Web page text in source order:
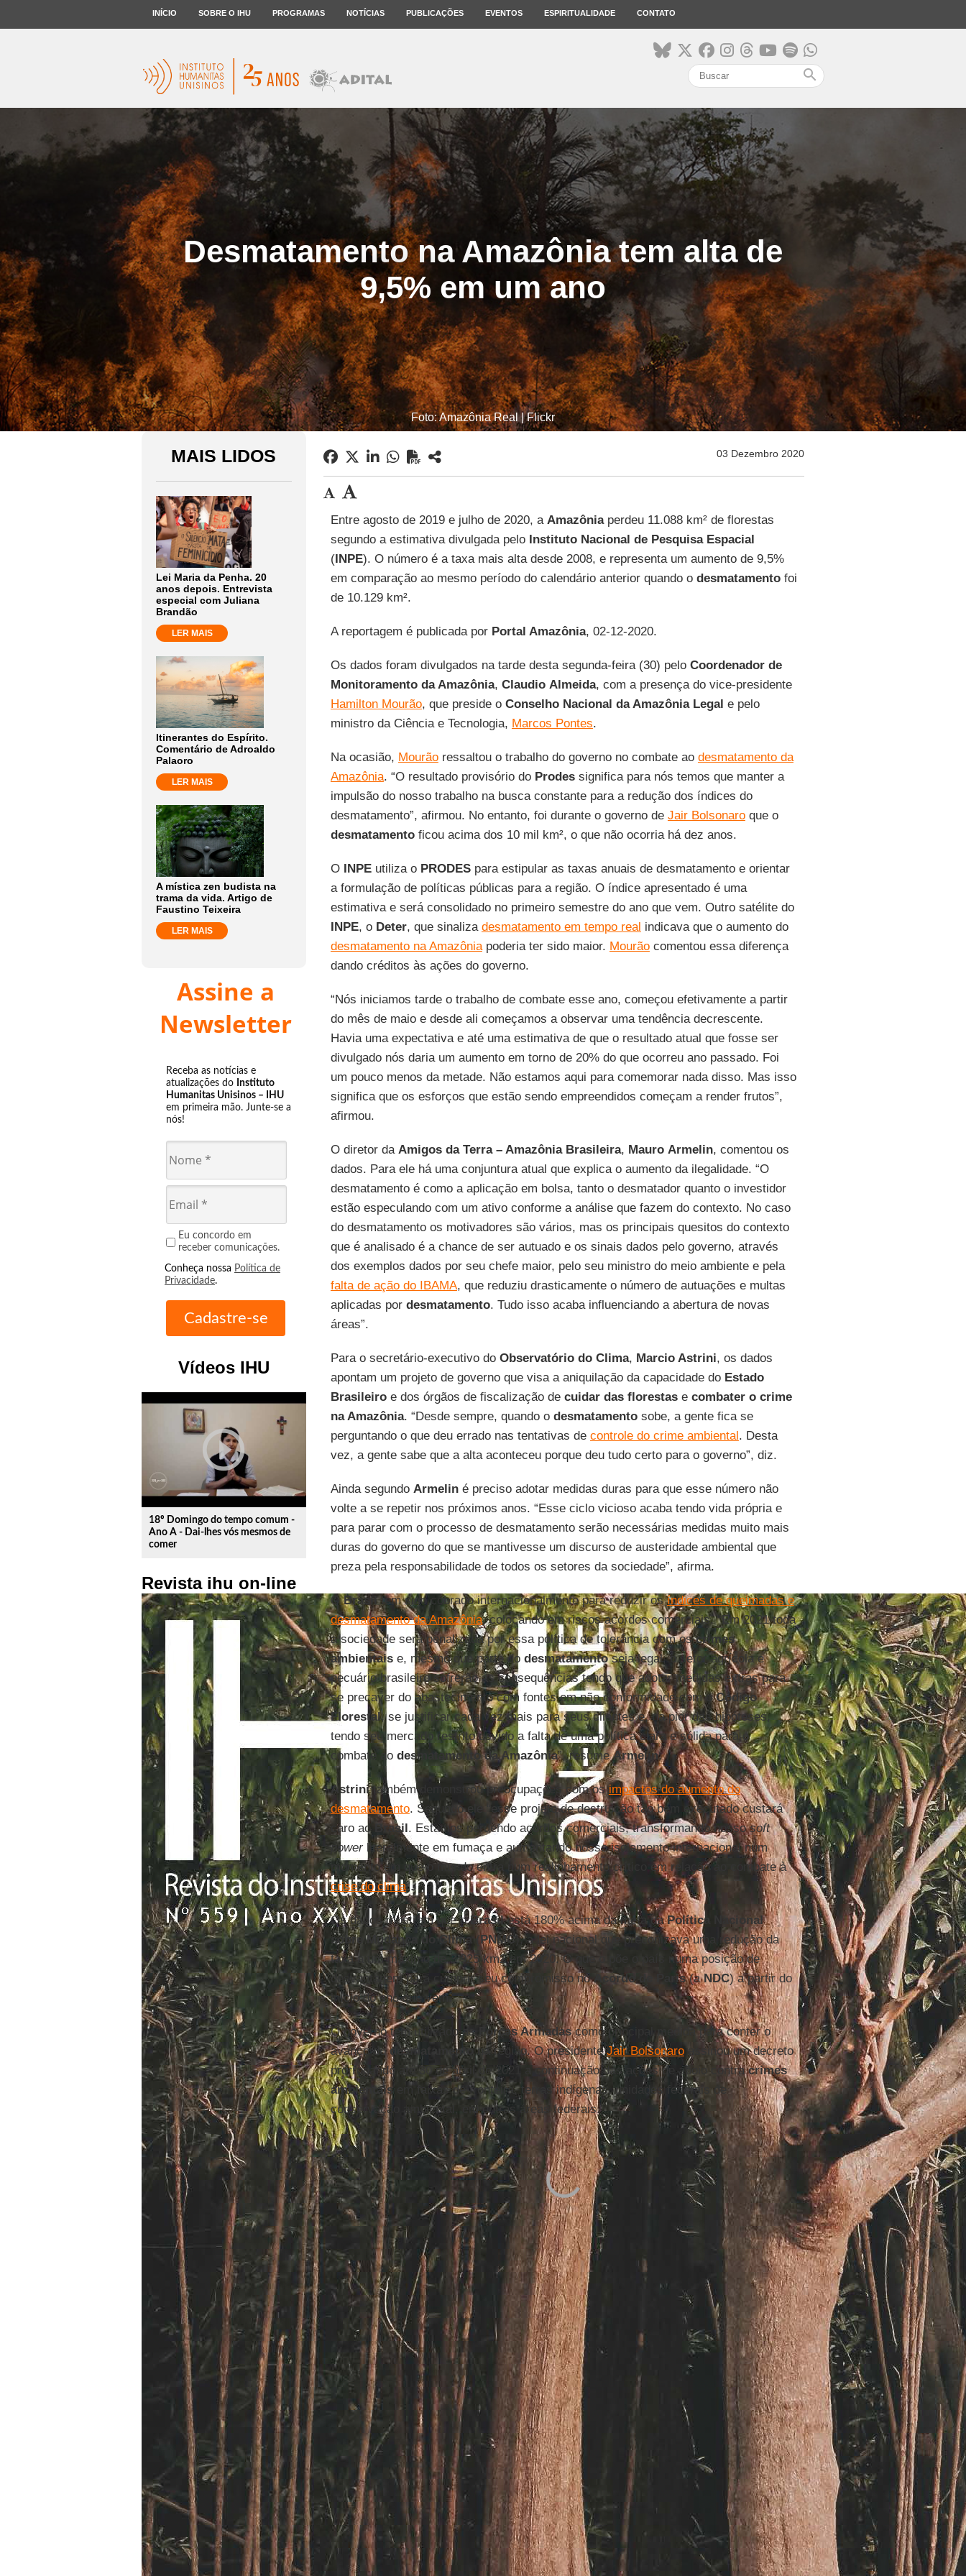
INÍCIO SOBRE O IHU PROGRAMAS NOTÍCIAS PUBLICAÇÕES EVENTOS ESPIRITUALIDADE CONTATO
search
Desmatamento na Amazônia tem alta de
9,5% em um ano
Foto: Amazônia Real | Flickr
MAIS LIDOS
Lei Maria da Penha. 20
anos depois. Entrevista
especial com Juliana
Brandão
LER MAIS
Itinerantes do Espírito.
Comentário de Adroaldo
Palaoro
LER MAIS
A mística zen budista na
trama da vida. Artigo de
Faustino Teixeira
LER MAIS
Assine a
Newsletter
Receba as notícias e
atualizações do Instituto
Humanitas Unisinos – IHU
em primeira mão. Junte-se a
nós!
Eu concordo em
receber comunicações.
Conheça nossa Política de
Privacidade.
Vídeos IHU
play_circle_outline
18º Domingo do tempo comum -
Ano A - Dai-lhes vós mesmos de
comer
Revista ihu on-line
03 Dezembro 2020
Entre agosto de 2019 e julho de 2020, a Amazôniaperdeu 11.088 km² de florestas
segundo a estimativa divulgada pelo Instituto Nacional de Pesquisa Espacial
(INPE). O número é a taxa mais alta desde 2008, e representa um aumento de 9,5%
em comparação ao mesmo período do calendário anterior quando o desmatamentofoi
de 10.129 km².
A reportagem é publicada por Portal Amazônia, 02-12-2020.
Os dados foram divulgados na tarde desta segunda-feira (30) peloCoordenador de
Monitoramento da Amazônia, Claudio Almeida, com a presença do vice-presidente
Hamilton Mourão, que preside o Conselho Nacional da Amazônia Legal e pelo
ministro da Ciência e Tecnologia, Marcos Pontes.
Na ocasião, Mourãoressaltou o trabalho do governo no combate ao desmatamento da
Amazônia. “O resultado provisório do Prodessignifica para nós temos que manter a
impulsão do nosso trabalho na busca constante para a redução dos índices do
desmatamento”, afirmou. No entanto, foi durante o governo de Jair Bolsonaroque o
desmatamentoficou acima dos 10 mil km², o que não ocorria há dez anos.
O INPEutiliza o PRODESpara estipular as taxas anuais de desmatamento e orientar
a formulação de políticas públicas para a região. O índice apresentado é uma
estimativa e será consolidado no primeiro semestre do ano que vem. Outro satélite do
INPE, o Deter, que sinaliza desmatamento em tempo real indicava que o aumento do
desmatamento na Amazôniapoderia ter sido maior. Mourãocomentou essa diferença
dando créditos às ações do governo.
“Nós iniciamos tarde o trabalho de combate esse ano, começou efetivamente a partir
do mês de maio e desde ali começamos a observar uma tendência decrescente.
Havia uma expectativa e até uma estimativa de que o resultado atual que fosse ser
divulgado nós daria um aumento em torno de 20% do que ocorreu ano passado. Foi
um pouco menos da metade. Não estamos aqui para comemorar nada disso. Mas isso
significa que os esforços que estão sendo empreendidos começam a render frutos”,
afirmou.
O diretor da Amigos da Terra – Amazônia Brasileira, Mauro Armelin, comentou os
dados. Para ele há uma conjuntura atual que explica o aumento da ilegalidade. “O
desmatamento é como a aplicação em bolsa, tanto o desmatador quanto o investidor
estão especulando com um ativo conforme a análise que fazem do contexto. No caso
do desmatamento os motivadores são vários, mas os principais quesitos do contexto
que é analisado é a chance de ser autuado e os sinais dados pelo governo, através
dos exemplos dados por seu chefe maior, pelo seu ministro do meio ambiente e pela
falta de ação do IBAMA, que reduziu drasticamente o número de autuações e multas
aplicadas por desmatamento. Tudo isso acaba influenciando a abertura de novas
áreas”.
Para o secretário-executivo do Observatório do Clima, Marcio Astrini, os dados
apontam um projeto de governo que visa a aniquilação da capacidade do Estado
Brasileiroe dos órgãos de fiscalização de cuidar das florestase combater o crime
na Amazônia. “Desde sempre, quando o desmatamentosobe, a gente fica se
perguntando o que deu errado nas tentativas de controle do crime ambiental. Desta
vez, a gente sabe que a alta aconteceu porque deu tudo certo para o governo”, diz.
Ainda segundo Armeliné preciso adotar medidas duras para que esse número não
volte a se repetir nos próximos anos. “Esse ciclo vicioso acaba tendo vida própria e
para parar com o processo de desmatamento serão necessárias medidas muito mais
duras do governo do que se mantivesse um discurso de austeridade ambiental que
preza pela responsabilidade de todos os setores da sociedade”, afirma.
OBrasiltem sido cobrado internacionalmente para reduzir osíndices de queimadas e
desmatamento da Amazônia, colocando em riscos acordos comerciais. “Em 2021 toda
a sociedade será penalizada por essa política de tolerância com oscrimes
ambientaise, mesmo que parte do desmatamentoseja legal, o setor agrícola e
pecuário brasileiro sofrerão as consequências tendo que adotar medidas extras para
se precaver do abastecimento com fontes em não conformidade com oCódigo
Florestal, se justificar cada vez mais para seus clientes e, na pior das hipóteses,
tendo seu mercado restrito devido a falta de uma política clara e sólida para o
combate ao desmatamento da Amazônia”, resumeArmelin.
Astrinitambém demonstrou preocupações com osimpactos do aumento do
desmatamento. Segundo ele “esse projeto de destruição tão bem executado custará
caro ao Brasil. Estamos perdendo acordos comerciais, transformando nossosoft
powerliteralmente em fumaça e aumentando nosso isolamento internacional num
momento em que o mundo entra num realinhamento crítico em relação ao combate à
crise do clima”.
Os dados mostram que oBrasilestá 180% acima da meta daPolítica Nacional
sobre Mudança do Clima (PNMC), a lei nacional que preconizava uma redução da
taxa a um máximo de 3.925 km2 em 2020. O que o põe o país numa posição de
desvantagem para cumprir seu compromisso noAcordo de Paris(aNDC) a partir do
início do ano que vem.
O governo tem utilizado as Forças Armadascomo principal medida para conter o
avanço dodesmatamentona região. O presidenteJair Bolsonaroassinou um decreto
prorrogando até 30 de abril de 2021 a continuação das ações de apoio contracrimes
ambientaisem faixas de fronteira, terras indígenas, unidades federais de
conservação ambiental, em outras áreas federais.